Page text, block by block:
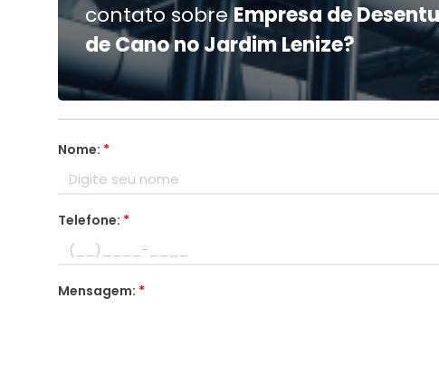
contato sobreEmpresa de
de Cano no Jardim Lenize?
Nome: *
Telefone: *
Mensagem: *